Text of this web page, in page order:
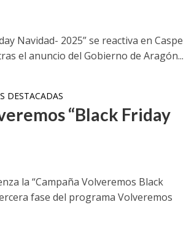
Navidad- 2025” se reactiva en Caspe
el anuncio del Gobierno de Aragón...
DESTACADAS
“Black Friday
la “Campaña Volveremos Black
fase del programa Volveremos